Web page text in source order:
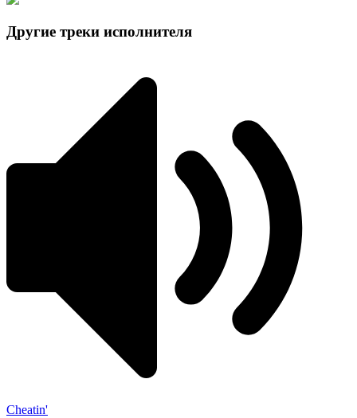
Другие треки исполнителя
Cheatin'